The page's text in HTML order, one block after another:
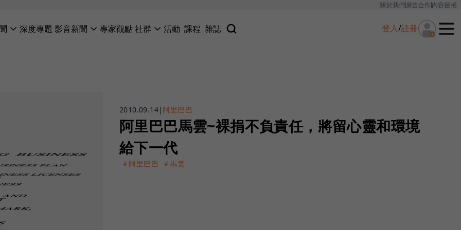
關於我們廣告合作內容授權
深度專題 影音新聞 專家觀點社群 活動 課程 雜誌 登入/註冊
2010.09.14| 阿里巴巴
阿里巴巴馬雲~裸捐不負責任，將留心靈和環境
給下一代
＃阿里巴巴 ＃馬雲